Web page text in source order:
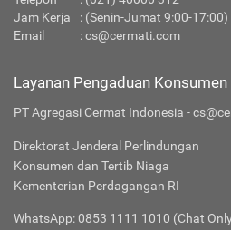
Jam Kerja
: (Senin-Jumat 9:00-17:00)
Email
:cs@cermati.com
Layanan Pengaduan Konsumen
PT Agregasi Cermat Indonesia -
Direktorat Jenderal Perlindungan
Konsumen dan Tertib Niaga
Kementerian Perdagangan RI
WhatsApp: 0853 1111 1010 (Chat